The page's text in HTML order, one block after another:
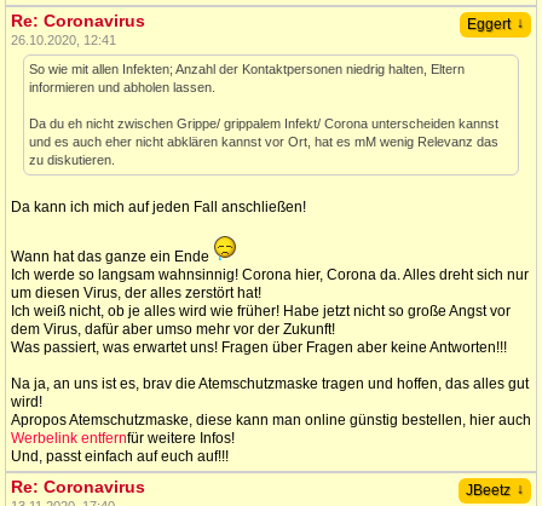
Eggert ↓
Re: Coronavirus
26.10.2020, 12:41
So wie mit allen Infekten; Anzahl der Kontaktpersonen niedrig halten, Eltern
informieren und abholen lassen.
Da du eh nicht zwischen Grippe/ grippalem Infekt/ Corona unterscheiden kannst
und es auch eher nicht abklären kannst vor Ort, hat es mM wenig Relevanz das
zu diskutieren.
Da kann ich mich auf jeden Fall anschließen!
Wann hat das ganze ein Ende
Ich werde so langsam wahnsinnig! Corona hier, Corona da. Alles dreht sich nur
um diesen Virus, der alles zerstört hat!
Ich weiß nicht, ob je alles wird wie früher! Habe jetzt nicht so große Angst vor
dem Virus, dafür aber umso mehr vor der Zukunft!
Was passiert, was erwartet uns! Fragen über Fragen aber keine Antworten!!!
Na ja, an uns ist es, brav die Atemschutzmaske tragen und hoffen, das alles gut
wird!
Apropos Atemschutzmaske, diese kann man online günstig bestellen, hier auch
Werbelink entfernfür weitere Infos!
Und, passt einfach auf euch auf!!!
JBeetz ↓
Re: Coronavirus